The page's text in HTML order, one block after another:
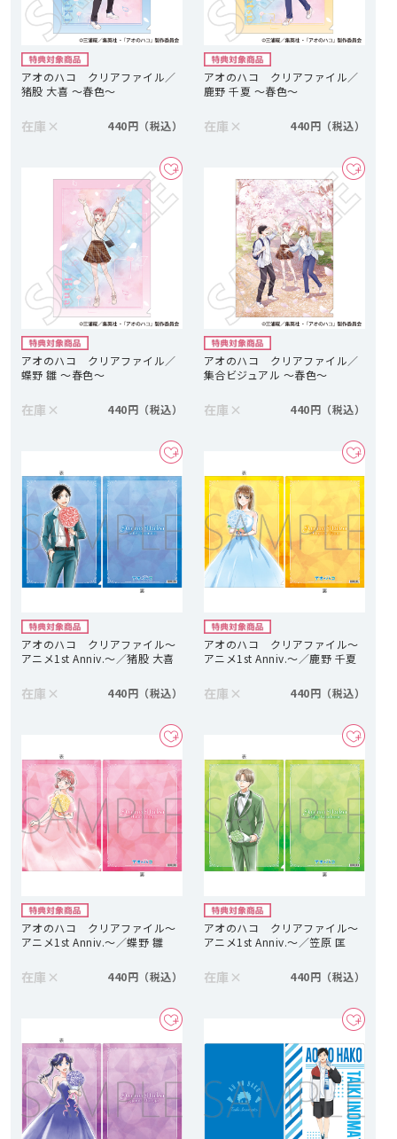
アオのハコ クリアファイル／
猪股 大喜 ～春色～
在庫 × 440円
アオのハコ クリアファイル／
鹿野 千夏 ～春色～
在庫 × 440円
アオのハコ クリアファイル／
蝶野 雛 ～春色～
在庫 × 440円
アオのハコ クリアファイル／
集合ビジュアル ～春色～
在庫 × 440円
アオのハコ クリアファイル～
アニメ1st Anniv.～／猪股 大喜
在庫 × 440円
アオのハコ クリアファイル～
アニメ1st Anniv.～／鹿野 千夏
在庫 × 440円
アオのハコ クリアファイル～
アニメ1st Anniv.～／蝶野 雛
在庫 × 440円
アオのハコ クリアファイル～
アニメ1st Anniv.～／笠原 匡
在庫 × 440円